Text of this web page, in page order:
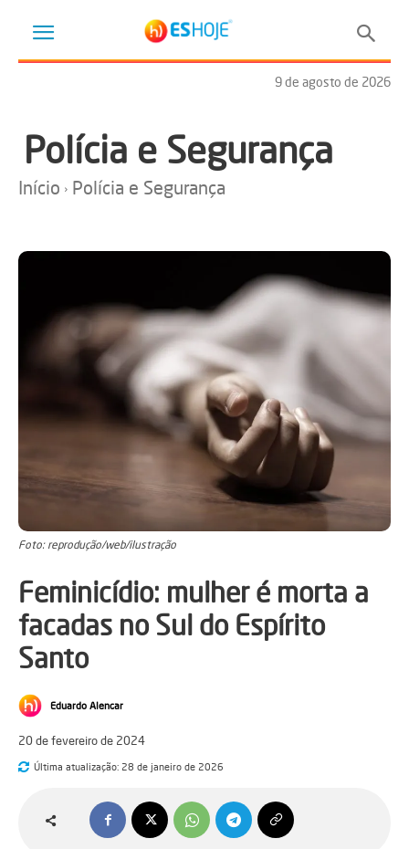
9 de agosto de 2026
Polícia e Segurança
Início Polícia e Segurança
Foto: reprodução/web/ilustração
Feminicídio: mulher é morta a
facadas no Sul do Espírito
Santo
Eduardo Alencar
20 de fevereiro de 2024
Última atualização: 28 de janeiro de 2026